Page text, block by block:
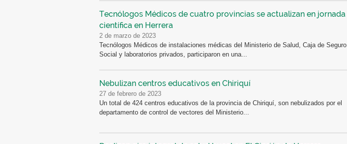
Tecnólogos Médicos de cuatro provincias se actualizan en jornada
científica en Herrera
2 de marzo de 2023
Tecnólogos Médicos de instalaciones médicas del Ministerio de Salud, Caja de Seguro
Social y laboratorios privados, participaron en una...
Nebulizan centros educativos en Chiriquí
27 de febrero de 2023
Un total de 424 centros educativos de la provincia de Chiriquí, son nebulizados por el
departamento de control de vectores del Ministerio...